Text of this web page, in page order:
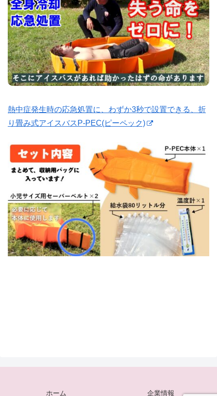
熱中症発生時の応急処置に、わずか3秒で設置できる、折
り畳み式アイスバスP-PEC(ピーペック)
ホーム 企業情報